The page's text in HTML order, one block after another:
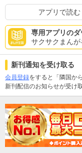
アプリで読む
専用アプリの
サクサクまんが
新刊通知を受け取る
会員登録をすると「隣国か
新刊配信のお知らせが受け